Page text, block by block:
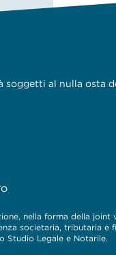
al nulla osta
nella forma della joint
societaria, tributaria e
Studio Legale e Notarile.